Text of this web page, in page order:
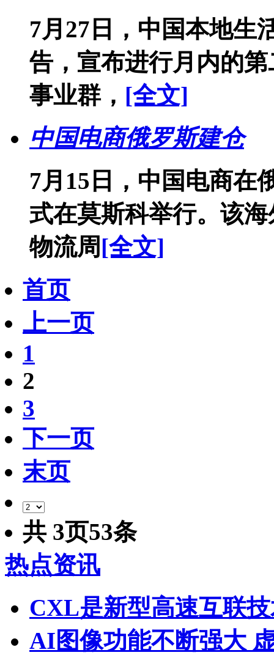
7月27日，中国本地生
告，宣布进行月内的
事业群， [全文]
中国电商俄罗斯建仓
7月15日，中国电商在
式在莫斯科举行。该
物流周[全文]
首页
上一页
1
2
3
下一页
末页
共 3页53条
热点资讯
CXL是新型高速互联
AI图像功能不断强大